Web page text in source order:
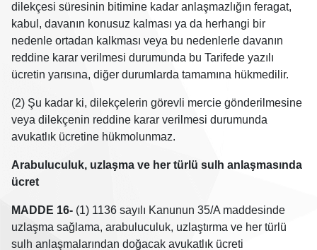
dilekçesi süresinin bitimine kadar anlaşmazlığın feragat,
kabul, davanın konusuz kalması ya da herhangi bir
nedenle ortadan kalkması veya bu nedenlerle davanın
reddine karar verilmesi durumunda bu Tarifede yazılı
ücretin yarısına, diğer durumlarda tamamına hükmedilir.
(2) Şu kadar ki, dilekçelerin görevli mercie gönderilmesine
veya dilekçenin reddine karar verilmesi durumunda
avukatlık ücretine hükmolunmaz.
Arabuluculuk, uzlaşma ve her türlü sulh anlaşmasında
ücret
MADDE 16-(1) 1136 sayılı Kanunun 35/A maddesinde
uzlaşma sağlama, arabuluculuk, uzlaştırma ve her türlü
sulh anlaşmalarından doğacak avukatlık ücreti